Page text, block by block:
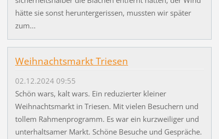
hätte sie sonst heruntergerissen, mussten wir später
zum...
Weihnachtsmarkt Triesen
02.12.2024 09:55
Schön wars, kalt wars. Ein reduzierter kleiner
Weihnachtsmarkt in Triesen. Mit vielen Besuchern und
tollem Rahmenprogramm. Es war ein kurzweiliger und
unterhaltsamer Markt. Schöne Besuche und Gespräche.